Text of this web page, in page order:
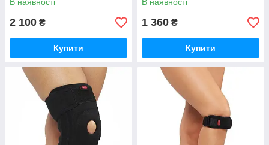
2 100 ₴
Купити
1 360 ₴
Купити